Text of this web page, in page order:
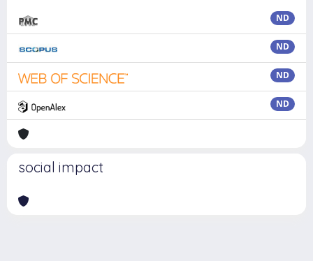
ND
ND
ND
ND
social impact